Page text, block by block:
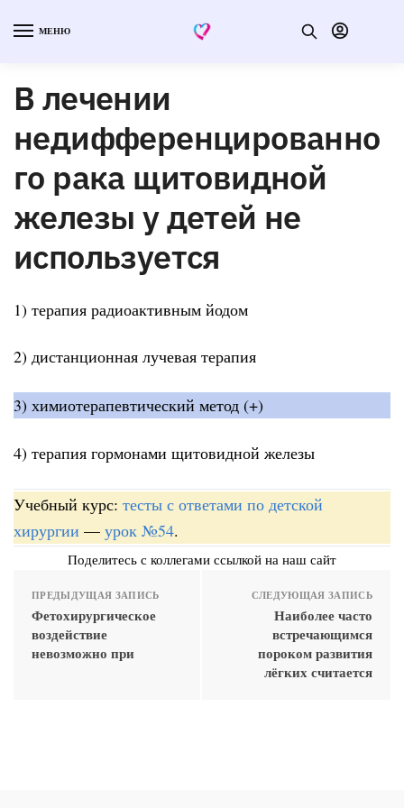
МЕНЮ
В лечении
недифференцированно
го рака щитовидной
железы у детей не
используется
1) терапия радиоактивным йодом
2) дистанционная лучевая терапия
3) химиотерапевтический метод (+)
4) терапия гормонами щитовидной железы
Учебный курс: тесты с ответами по детской
хирургии — урок №54.
Поделитесь с коллегами ссылкой на наш сайт
ПРЕДЫДУЩАЯ ЗАПИСЬ
Фетохирургическое
воздействие
невозможно при
СЛЕДУЮЩАЯ ЗАПИСЬ
Наиболее часто
встречающимся
пороком развития
лёгких считается